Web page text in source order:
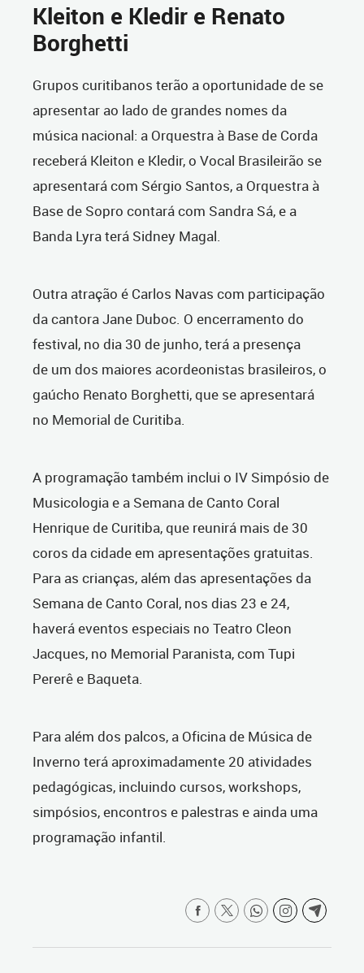
Kleiton e Kledir e Renato
Borghetti
Grupos curitibanos terão a oportunidade de se
apresentar ao lado de grandes nomes da
música nacional: a Orquestra à Base de Corda
receberá Kleiton e Kledir, o Vocal Brasileirão se
apresentará com Sérgio Santos, a Orquestra à
Base de Sopro contará com Sandra Sá, e a
Banda Lyra terá Sidney Magal.
Outra atração é Carlos Navas com participação
da cantora Jane Duboc. O encerramento do
festival, no dia 30 de junho, terá a presença
de um dos maiores acordeonistas brasileiros, o
gaúcho Renato Borghetti, que se apresentará
no Memorial de Curitiba.
A programação também inclui o IV Simpósio de
Musicologia e a Semana de Canto Coral
Henrique de Curitiba, que reunirá mais de 30
coros da cidade em apresentações gratuitas.
Para as crianças, além das apresentações da
Semana de Canto Coral, nos dias 23 e 24,
haverá eventos especiais no Teatro Cleon
Jacques, no Memorial Paranista, com Tupi
Pererê e Baqueta.
Para além dos palcos, a Oficina de Música de
Inverno terá aproximadamente 20 atividades
pedagógicas, incluindo cursos, workshops,
simpósios, encontros e palestras e ainda uma
programação infantil.